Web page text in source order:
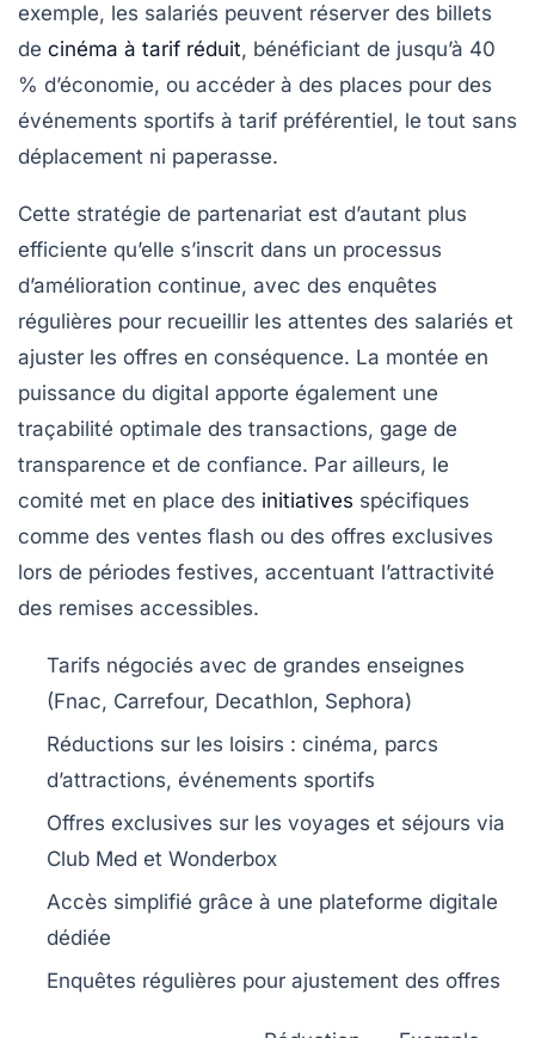
exemple, les salariés peuvent réserver des billets
de cinéma à tarif réduit, bénéficiant de jusqu’à 40
% d’économie, ou accéder à des places pour des
événements sportifs à tarif préférentiel, le tout sans
déplacement ni paperasse.
Cette stratégie de partenariat est d’autant plus
efficiente qu’elle s’inscrit dans un processus
d’amélioration continue, avec des enquêtes
régulières pour recueillir les attentes des salariés et
ajuster les offres en conséquence. La montée en
puissance du digital apporte également une
traçabilité optimale des transactions, gage de
transparence et de confiance. Par ailleurs, le
comité met en place des initiatives spécifiques
comme des ventes flash ou des offres exclusives
lors de périodes festives, accentuant l’attractivité
des remises accessibles.
Tarifs négociés avec de grandes enseignes
(Fnac, Carrefour, Decathlon, Sephora)
Réductions sur les loisirs : cinéma, parcs
d’attractions, événements sportifs
Offres exclusives sur les voyages et séjours via
Club Med et Wonderbox
Accès simplifié grâce à une plateforme digitale
dédiée
Enquêtes régulières pour ajustement des offres